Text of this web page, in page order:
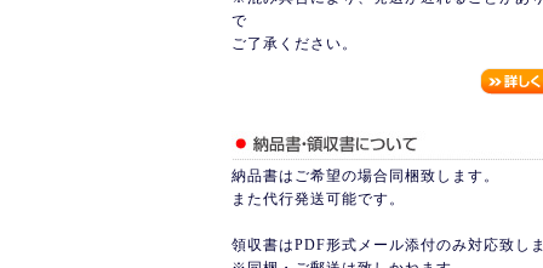
で
ご了承ください。
納品書はご希望の場合同梱致します。
また代行発送可能です。
領収書はPDF形式メール添付のみ対応致し